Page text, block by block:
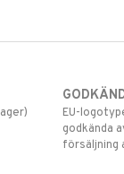
EU-
godkända
försäljning